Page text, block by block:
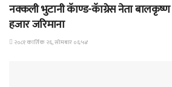
नक्कली भुटानी कॅाण्ड-कॅाग्रेस नेता
हजार जरिमाना
२०८१ कार्तिक २६, सोमबार ०६:५४